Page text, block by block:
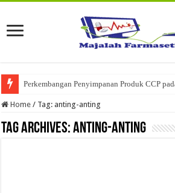
Perkembangan Penyimpanan Produk CCP
Home / Tag: anting-anting
Tag Archives:anting-anting